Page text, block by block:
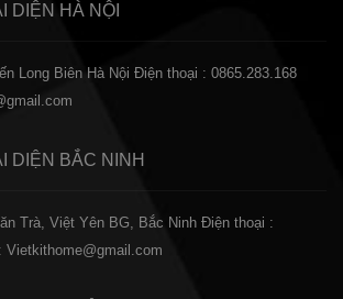
DIỆN HÀ NỘI
Long Biên Hà Nội Điện thoại : 0865.283.168
DIỆN BẮC NINH
Trà, Việt Yên BG, Bắc Ninh Điện thoại :
Vietkithome@gmail.com